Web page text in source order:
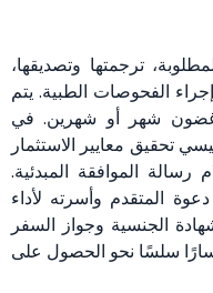
ترجمتها وتصديقها،
الفحوصات الطبية. يتم
غضون شهر أو شهرين. في
تحقيق معايير الاستثمار
استلام رسالة الموافقة المبدئية.
المتقدم وأسرته لأداء
الجنسية وجواز السفر
سلسًا نحو الحصول على